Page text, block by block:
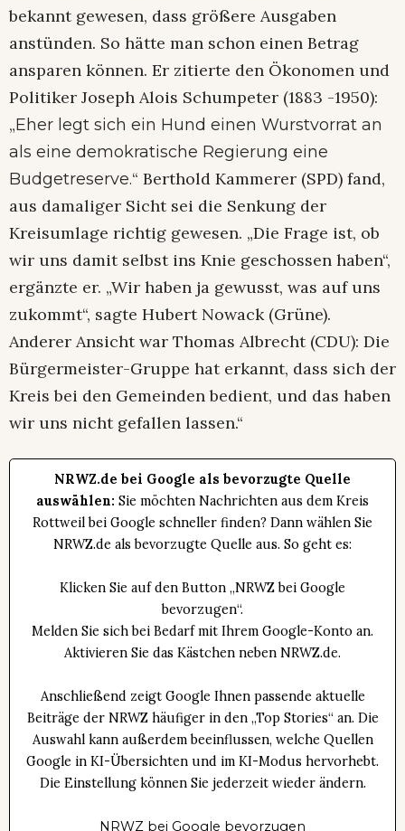
bekannt gewesen, dass größere Ausgaben
anstünden. So hätte man schon einen Betrag
ansparen können. Er zitierte den Ökonomen und
Politiker Joseph Alois Schumpeter (1883 -1950):
„Eher legt sich ein Hund einen Wurstvorrat an
als eine demokratische Regierung eine
Budgetreserve.“ Berthold Kammerer (SPD) fand,
aus damaliger Sicht sei die Senkung der
Kreisumlage richtig gewesen. „Die Frage ist, ob
wir uns damit selbst ins Knie geschossen haben“,
ergänzte er. „Wir haben ja gewusst, was auf uns
zukommt“, sagte Hubert Nowack (Grüne).
Anderer Ansicht war Thomas Albrecht (CDU): Die
Bürgermeister-Gruppe hat erkannt, dass sich der
Kreis bei den Gemeinden bedient, und das haben
wir uns nicht gefallen lassen.“
NRWZ.de bei Google als bevorzugte Quelle
auswählen: Sie möchten Nachrichten aus dem Kreis
Rottweil bei Google schneller finden? Dann wählen Sie
NRWZ.de als bevorzugte Quelle aus. So geht es:
Klicken Sie auf den Button „NRWZ bei Google
bevorzugen“.
Melden Sie sich bei Bedarf mit Ihrem Google-Konto an.
Aktivieren Sie das Kästchen neben NRWZ.de.
Anschließend zeigt Google Ihnen passende aktuelle
Beiträge der NRWZ häufiger in den „Top Stories“ an. Die
Auswahl kann außerdem beeinflussen, welche Quellen
Google in KI-Übersichten und im KI-Modus hervorhebt.
Die Einstellung können Sie jederzeit wieder ändern.
NRWZ bei Google bevorzugen